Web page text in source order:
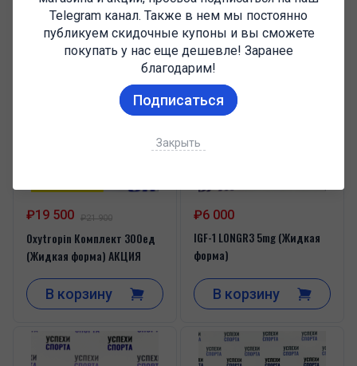
Telegram канал. Также в нем мы постоянно
публикуем скидочные купоны и вы сможете
покупать у нас еще дешевле! Заранее
благодарим!
Подписаться
Закрыть
В корзину В корзину
₽19 500 ₽21 900
Oxytropin Комплект 300ед
(Жидкая форма) АКЦИЯ
В корзину
₽6 000
IGF-1 LONGR3 5mg (Жидкая
форма)
В корзину